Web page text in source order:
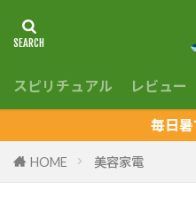
スピリチュアル レビュー
毎日暑すぎ
HOME 美容家電